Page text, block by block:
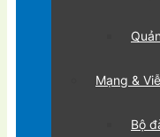
Mạng &
Bộ